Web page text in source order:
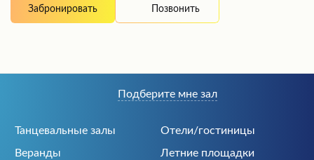
Забронировать Позвонить
Танцевальные залы
Отели/гостиницы
Веранды
Летние площадки
Подберите мне зал